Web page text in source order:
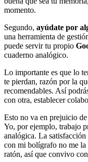
momento.
Segundo, ayúdate por
una herramienta de
puede servir tu propio
cuaderno analógico.
Lo importante es que lo
te pierdan, razón por la
recomendables. Así
con otra, establecer
Esto no va en prejuicio de
Yo, por ejemplo, trabajo
analógica. La
con mi bolígrafo no me la
ratón, así que convivo